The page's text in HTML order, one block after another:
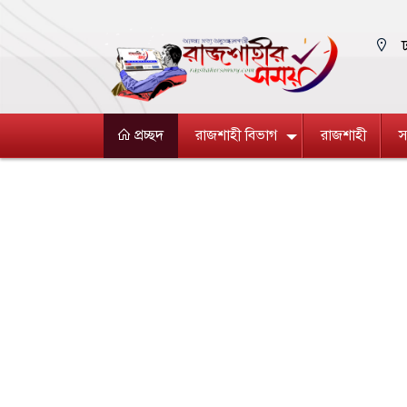
প্রচ্ছদ রাজশাহী বিভাগ রাজশাহী